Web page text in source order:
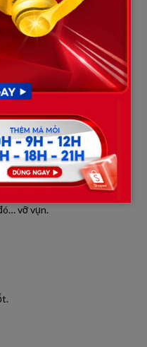
đâu đó… hoặc về lại làng.”
vỡ vụn.